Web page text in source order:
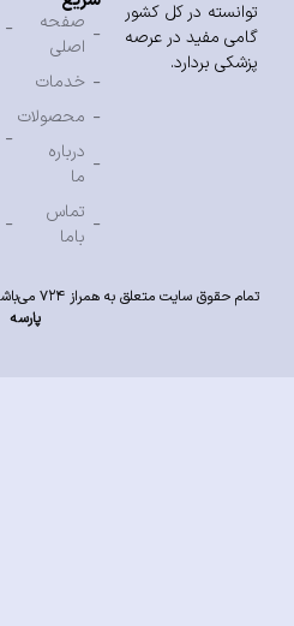
توانسته در کل کشور
گامی مفید در عرصه
پزشکی بردارد.
صفحه
اصلی
خدمات
محصولات
درباره
ما
تماس
باما
تمام حقوق سایت متعلق به همراز ۷۲۴ می‌باشد |
پارسه